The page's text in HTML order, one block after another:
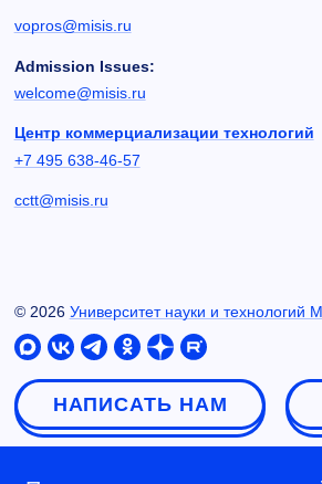
vopros@misis.ru
Admission Issues:
welcome@misis.ru
Центр коммерциализации технологий
+7 495 638-46-57
cctt@misis.ru
© 2026 Университет науки и
НАПИСАТЬ НАМ